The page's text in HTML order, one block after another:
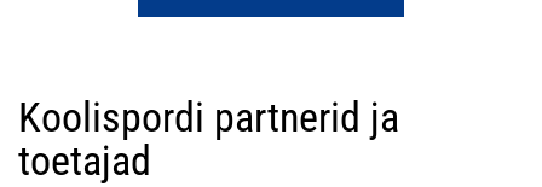
Koolispordi partnerid ja
toetajad